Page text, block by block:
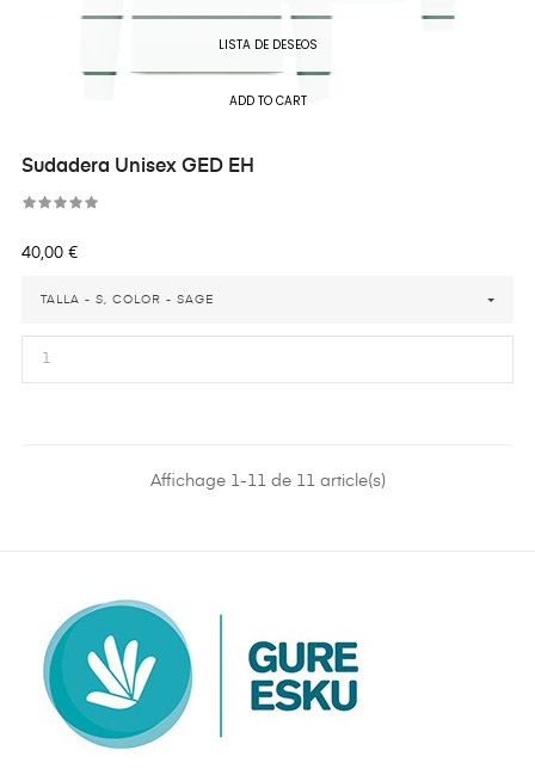
LISTA DE DESEOS
ADD TO CART
Sudadera Unisex GED EH
Precio
40,00 €
TALLA - S, COLOR - SAGE
Affichage 1-11 de 11 article(s)